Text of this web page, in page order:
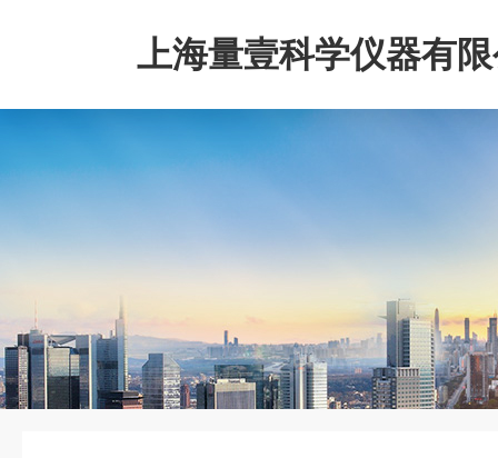
上海量壹科学仪器有